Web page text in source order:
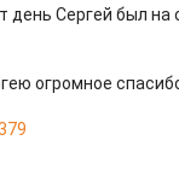
Сергей был на
огромное